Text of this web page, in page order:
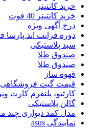
خرید کانتینر
خرید کانتینر 40 فوت
درج آگهی ویژه
دوره فرانت اند پارسا
سبد پلاستیکی
صندوق طلا
صندوق طلا
قهوه ساز
قیمت گیت
کارتیو، پلتفرم کارت
گالن پلاستیکی
مدل کمد دیواری چند
نمایندگی asus